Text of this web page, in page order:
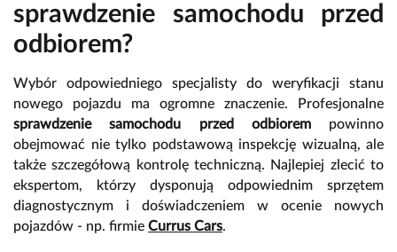
sprawdzenie samochodu przed
odbiorem?
Wybór odpowiedniego specjalisty do weryfikacji stanu
nowego pojazdu ma ogromne znaczenie. Profesjonalne
sprawdzenie samochodu przed odbiorempowinno
obejmować nie tylko podstawową inspekcję wizualną, ale
także szczegółową kontrolę techniczną. Najlepiej zlecić to
ekspertom, którzy dysponują odpowiednim sprzętem
diagnostycznym i doświadczeniem w ocenie nowych
pojazdów - np. firmie Currus Cars.